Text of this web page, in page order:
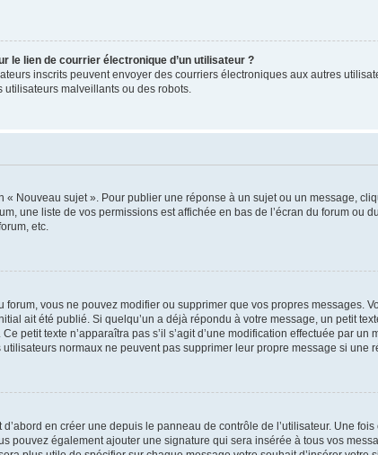
le lien de courrier électronique d’un utilisateur ?
inscrits peuvent envoyer des courriers électroniques aux autres
malveillants ou des robots.
Nouveau sujet ». Pour publier une réponse à un sujet ou un message,
une liste de vos permissions est affichée en bas de l’écran du forum ou
etc.
vous ne pouvez modifier ou supprimer que vos propres messages.
ait été publié. Si quelqu’un a déjà répondu à votre message, un petit
petit texte n’apparaîtra pas s’il s’agit d’une modification effectuée par
normaux ne peuvent pas supprimer leur propre message si une
en créer une depuis le panneau de contrôle de l’utilisateur. Une
pouvez également ajouter une signature qui sera insérée à tous vos